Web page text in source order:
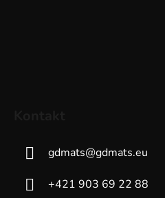
gdmats@gdmats.eu
+421 903 69 22 88